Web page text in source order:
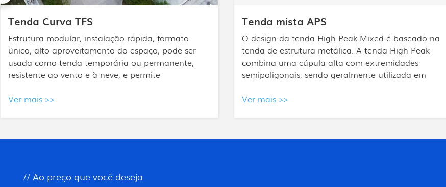
Tenda mista APS
O design da tenda High Peak Mixed é baseado na
tenda de estrutura metálica. A tenda High Peak
combina uma cúpula alta com extremidades
semipoligonais, sendo geralmente utilizada em
Ver mais >>
Tenda para Ginásio Poliesportivo
Pode ser construído rapidamente, personalizado de
forma flexível e reutilizável. É adequado para
terrenos urbanos ociosos e espaços em telhados,
podendo ser concluído e colocado em uso em uma
Ver mais >>
// Ao preço que você deseja